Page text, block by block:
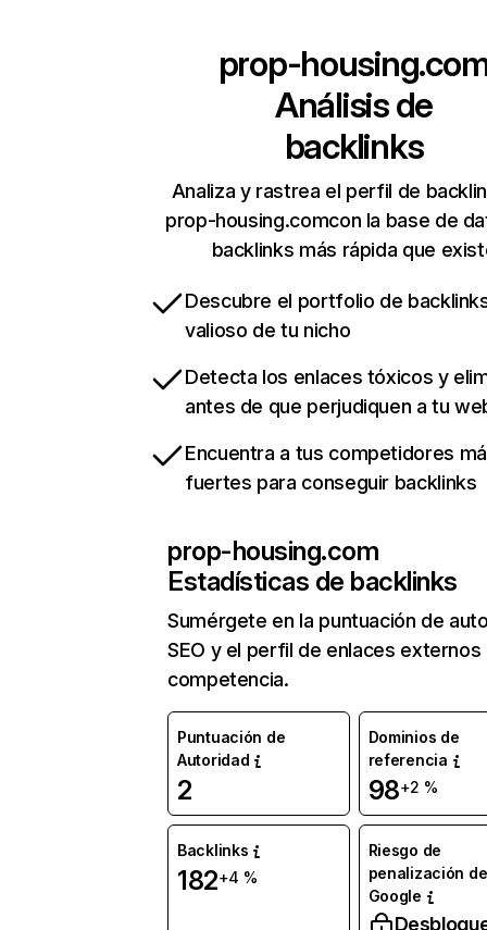
prop-
Análisis de
backlinks
Analiza y rastrea el perfil de
prop-housing.comcon la base de
backlinks más rápida que
Descubre el portfolio de
valioso de tu nicho
Detecta los enlaces tóxicos y
antes de que perjudiquen a tu
Encuentra a tus competidores
fuertes para conseguir backlinks
prop-housing.com
Estadísticas de backlinks
Sumérgete en la puntuación de
SEO y el perfil de enlaces externos
competencia.
Puntuación de
Autoridad
2
Dominios de
referencia
98+2 %
Backlinks
182+4 %
Riesgo de
penalización de
Google